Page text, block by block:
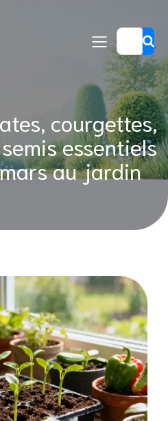
courgettes,
essentiels
au jardin